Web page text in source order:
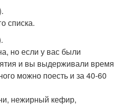
списка.
но если у вас были
и вы выдерживали время
можно поесть и за 40-60
нежирный кефир,